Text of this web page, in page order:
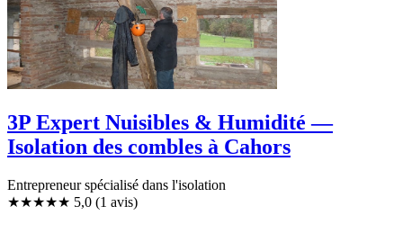
3P Expert Nuisibles & Humidité —
Isolation des combles à Cahors
Entrepreneur spécialisé dans l'isolation
★★★★★ 5,0 (1 avis)